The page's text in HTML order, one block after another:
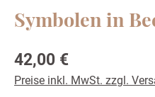
Symbolen in
Regulärer Preis:
42,00 €
Preise inkl. MwSt. zzgl.